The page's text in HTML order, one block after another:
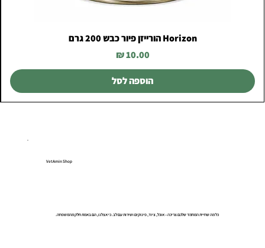
Horizon הורייזן פיור כבש 200 גרם
מחיר
הוספה לסל
VetAmin Shop
כל מה שחיית המחמד שלכם צריכה – אוכל, ציוד, פינוקים ושירות עם לב. כי אצלנו, הם באמת חלק מהמשפחה.